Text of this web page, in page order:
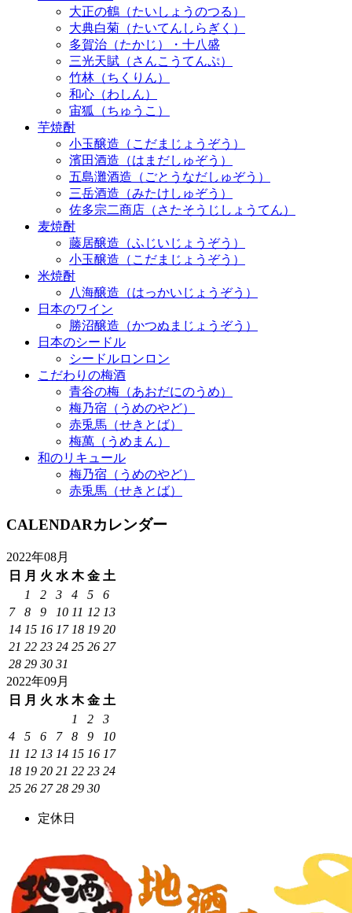
大正の鶴（たいしょうのつる）
大典白菊（たいてんしらぎく）
多賀治（たかじ）・十八盛
三光天賦（さんこうてんぷ）
竹林（ちくりん）
和心（わしん）
宙狐（ちゅうこ）
芋焼酎
小玉醸造（こだまじょうぞう）
濱田酒造（はまだしゅぞう）
五島灘酒造（ごとうなだしゅぞう）
三岳酒造（みたけしゅぞう）
佐多宗二商店（さたそうじしょうてん）
麦焼酎
藤居醸造（ふじいじょうぞう）
小玉醸造（こだまじょうぞう）
米焼酎
八海醸造（はっかいじょうぞう）
日本のワイン
勝沼醸造（かつぬまじょうぞう）
日本のシードル
シードルロンロン
こだわりの梅酒
青谷の梅（あおだにのうめ）
梅乃宿（うめのやど）
赤兎馬（せきとば）
梅萬（うめまん）
和のリキュール
梅乃宿（うめのやど）
赤兎馬（せきとば）
CALENDARカレンダー
2022年08月
日
月 火 水 木 金 土
1
2 3 4 5
6
7
8 9 10 11 12 13
14 15 16 17 18 19 20
21 22 23 24 25 26 27
28 29 30 31
2022年09月
日
月 火 水 木 金 土
1
2
3
4
5 6 7 8 9
10
11 12 13 14 15 16 17
18 19 20 21 22 23 24
25 26 27 28 29 30
定休日